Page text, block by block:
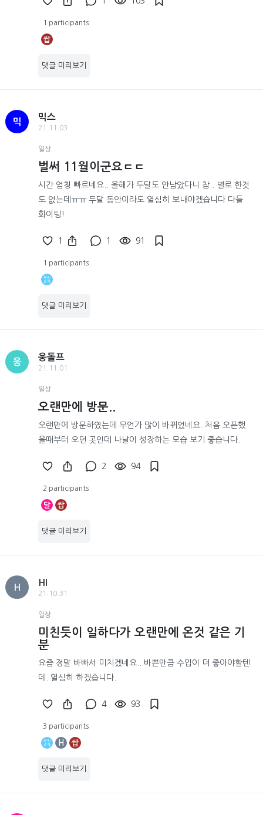
1 participants
쌉
댓글 미리보기
믹
믹스
21.11.03
일상
벌써 11월이군요ㄷㄷ
시간 엄청 빠르네요.. 올해가 두달도 안남았다니 참.. 별로 한것
도 없는데ㅠㅠ 두달 동안이라도 열심히 보내야겠습니다 다들
화이팅!
1 1 91
1 participants
댓글 미리보기
웅
웅돌프
21.11.01
일상
오랜만에 방문..
오랜만에 방문하였는데 무언가 많이 바뀌었네요. 처음 오픈했
을때부터 오던 곳인데 나날이 성장하는 모습 보기 좋습니다.
2 94
2 participants
달 쌉
댓글 미리보기
H
HI
21.10.31
일상
미친듯이 일하다가 오랜만에 온것 같은 기
분
요즘 정말 바빠서 미치겠네요.. 바쁜만큼 수입이 더 좋아야할텐
데. 열심히 하겠습니다.
4 93
3 participants
H 쌉
댓글 미리보기